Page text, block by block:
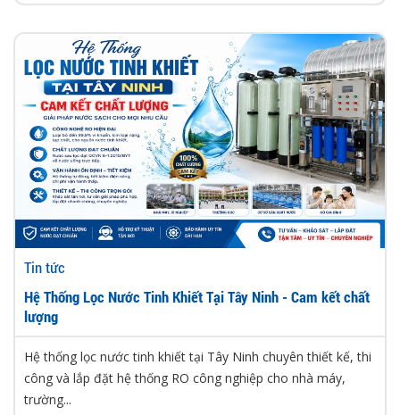
Tin tức
Hệ Thống Lọc Nước Tinh Khiết Tại Tây Ninh - Cam kết chất
lượng
Hệ thống lọc nước tinh khiết tại Tây Ninh chuyên thiết kế, thi
công và lắp đặt hệ thống RO công nghiệp cho nhà máy,
trường...